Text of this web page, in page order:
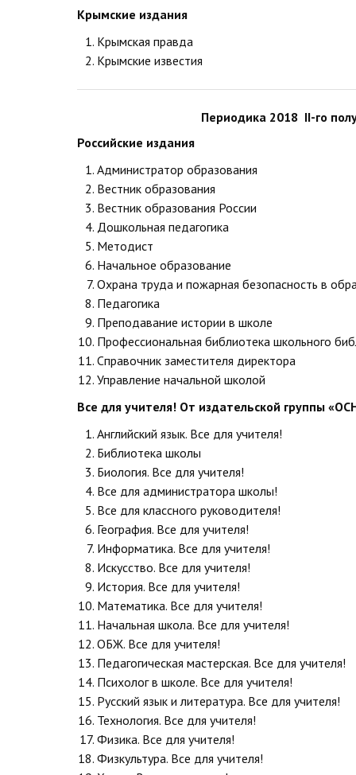
Крымские издания
Крымская правда
Крымские известия
Периодика 2018 II-го
Российские издания
Администратор образования
Вестник образования
Вестник образования России
Дошкольная педагогика
Методист
Начальное образование
Охрана труда и пожарная безопасность в
Педагогика
Преподавание истории в школе
Профессиональная библиотека школьного
Справочник заместителя директора
Управление начальной школой
Все для учителя! От издательской группы
Английский язык. Все для учителя!
Библиотека школы
Биология. Все для учителя!
Все для администратора школы!
Все для классного руководителя!
География. Все для учителя!
Информатика. Все для учителя!
Искусство. Все для учителя!
История. Все для учителя!
Математика. Все для учителя!
Начальная школа. Все для учителя!
ОБЖ. Все для учителя!
Педагогическая мастерская. Все для учителя!
Психолог в школе. Все для учителя!
Русский язык и литература. Все для учителя!
Технология. Все для учителя!
Физика. Все для учителя!
Физкультура. Все для учителя!